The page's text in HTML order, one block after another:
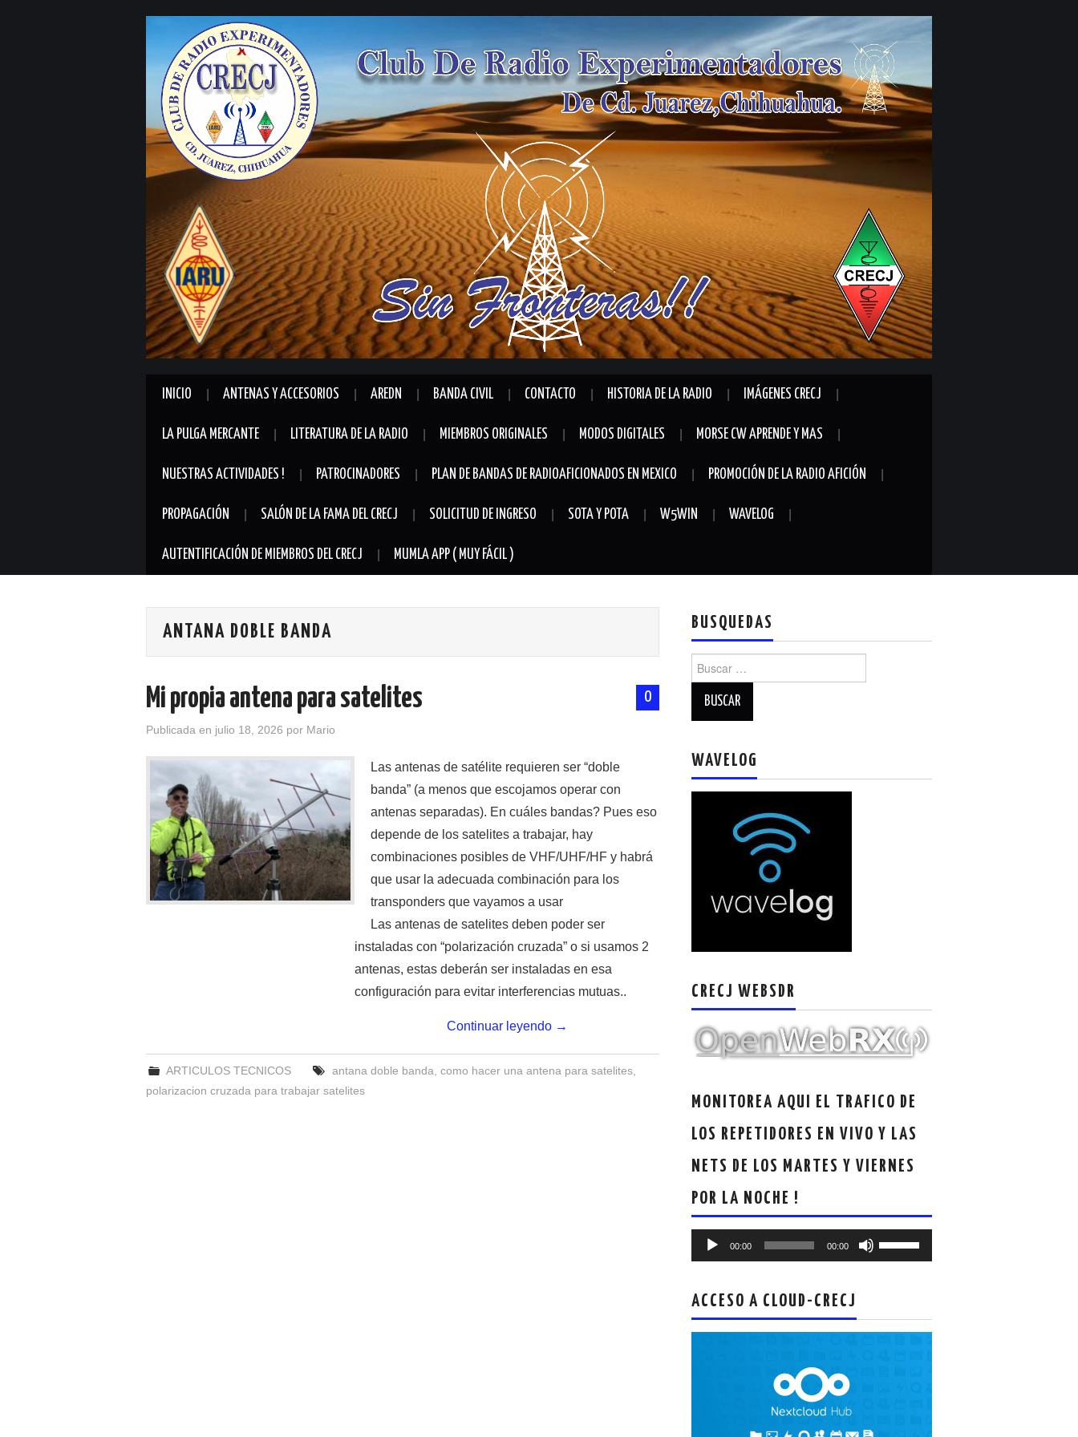
INICIO ANTENAS Y ACCESORIOS AREDN BANDA CIVIL CONTACTO HISTORIA DE LA RADIO IMÁGENES CRECJ
LA PULGA MERCANTE LITERATURA DE LA RADIO MIEMBROS ORIGINALES MODOS DIGITALES MORSE CW APRENDE Y MAS
NUESTRAS ACTIVIDADES ! PATROCINADORES PLAN DE BANDAS DE RADIOAFICIONADOS EN MEXICO PROMOCIÓN DE LA RADIO AFICIÓN
PROPAGACIÓN SALÓN DE LA FAMA DEL CRECJ SOLICITUD DE INGRESO SOTA Y POTA W5WIN WAVELOG
AUTENTIFICACIÓN DE MIEMBROS DEL CRECJ MUMLA APP ( MUY FÁCIL )
ANTANA DOBLE BANDA
0
Mi propia antena para satelites
Publicada en julio 18, 2026 por Mario
Las antenas de satélite requieren ser “doble
banda” (a menos que escojamos operar con
antenas separadas). En cuáles bandas? Pues eso
depende de los satelites a trabajar, hay
combinaciones posibles de VHF/UHF/HF y habrá
que usar la adecuada combinación para los
transponders que vayamos a usar
Las antenas de satelites deben poder ser
instaladas con “polarización cruzada” o si usamos 2
antenas, estas deberán ser instaladas en esa
configuración para evitar interferencias mutuas..
Continuar leyendo →
ARTICULOS TECNICOS antana doble banda como hacer una antena para satelites,
polarizacion cruzada para trabajar satelites
BUSQUEDAS
WAVELOG
CRECJ WEBSDR
MONITOREA AQUI EL TRAFICO DE
LOS REPETIDORES EN VIVO Y LAS
NETS DE LOS MARTES Y VIERNES
POR LA NOCHE !
Reproductor
de
00:00 00:00
las
flecha
ACCESO A CLOUD-CRECJ